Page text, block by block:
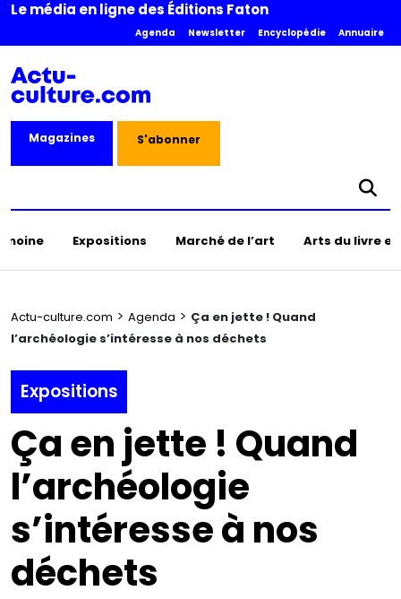
Le média en ligne des Éditions Faton
Agenda Newsletter Encyclopédie Annuaire
Magazines S'abonner
Expositions Marché de l’art Arts du livre
Actu-culture.com > Agenda > Ça en jette ! Quand
l’archéologie s’intéresse à nos déchets
Expositions
Ça en jette ! Quand
l’archéologie
s’intéresse à nos
déchets